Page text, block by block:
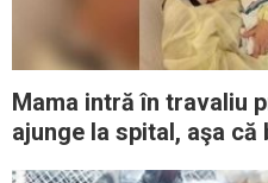
Mama intră în travaliu
ajunge la spital, aşa că